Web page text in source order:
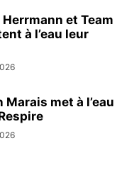
et Team
à l’eau leur
Marais met à l’eau